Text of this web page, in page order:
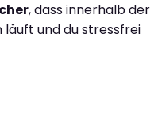
, dass innerhalb der
läuft und du stressfrei